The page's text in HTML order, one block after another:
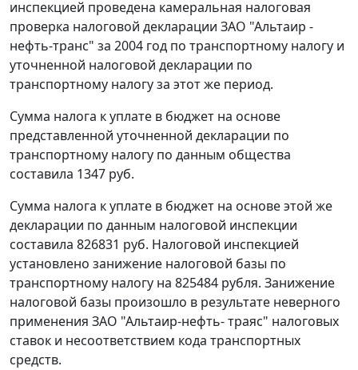
инспекцией проведена камеральная налоговая
проверка налоговой декларации ЗАО "Альтаир -
нефть-транс" за 2004 год по транспортному налогу и
уточненной налоговой декларации по
транспортному налогу за этот же период.
Сумма налога к уплате в бюджет на основе
представленной уточненной декларации по
транспортному налогу по данным общества
составила 1347 руб.
Сумма налога к уплате в бюджет на основе этой же
декларации по данным налоговой инспекции
составила 826831 руб. Налоговой инспекцией
установлено занижение налоговой базы по
транспортному налогу на 825484 рубля. Занижение
налоговой базы произошло в результате неверного
применения ЗАО "Альтаир-нефть- траяс" налоговых
ставок и несоответствием кода транспортных
средств.